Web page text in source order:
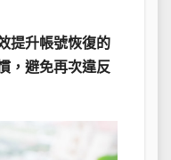
提升帳號恢復的
，避免再次違反